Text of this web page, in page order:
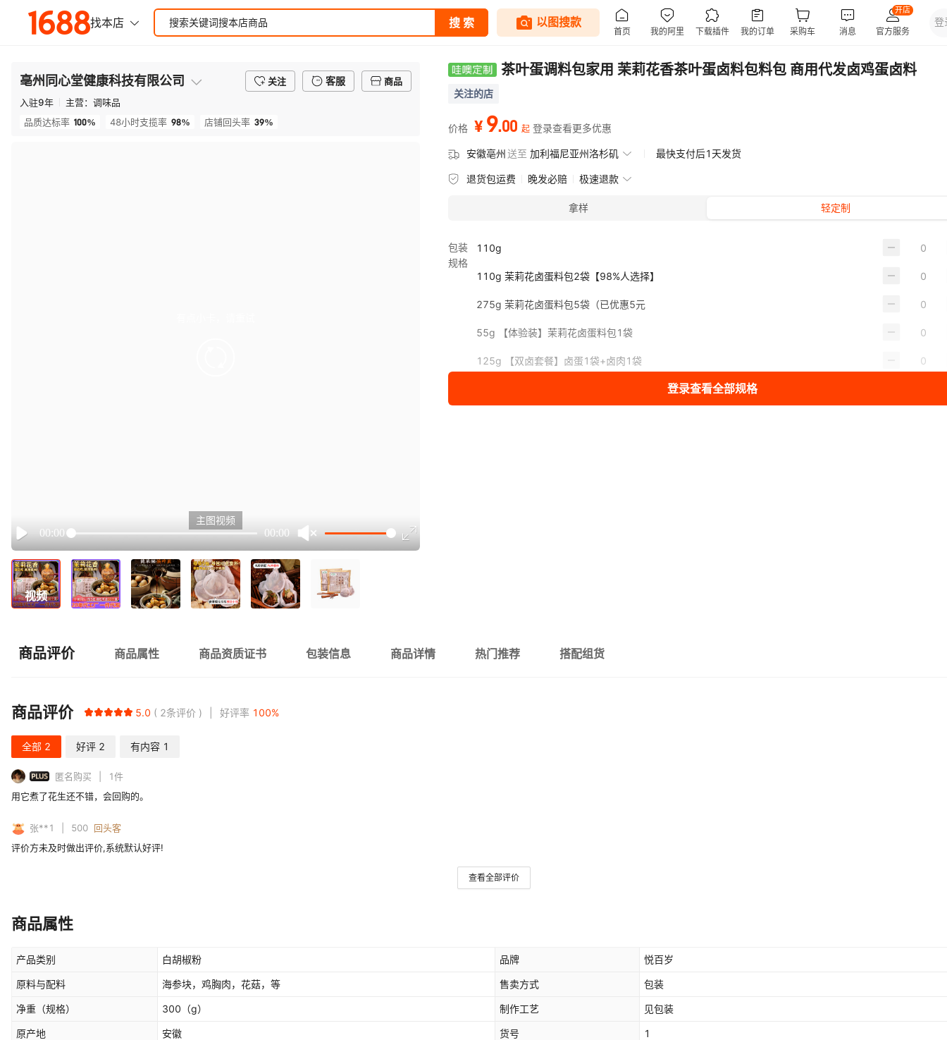
亳州同心堂健康科技有限公司 关注 客服
商品
入驻9年 主营： 调味品
品质达标率 100% 48小时支揽率 98% 店铺回头率 39%
Play
00:00 00:00
主图视频
视频
茶叶蛋调料包家用 茉莉花香茶叶蛋卤料包料包 商用代发卤鸡蛋卤料
关注的店
价格 ¥ 9.00 起 登录查看更多优惠
安徽亳州送至 加利福尼亚州洛杉矶 最快支付后1天发货
退货包运费 晚发必赔 极速退款
拿样 轻定制
包装
规格
110g
110g 茉莉花卤蛋料包2袋【98%人选择】
275g 茉莉花卤蛋料包5袋（已优惠5元
55g 【体验装】茉莉花卤蛋料包1袋
125g 【双卤套餐】卤蛋1袋+卤肉1袋
登录查看全部规格
商品评价 商品属性 商品资质证书 包装信息 商品详情 热门推荐 搭配组货
商品评价 5.0 2条评价 好评率 100%
全部 2 好评 2 有内容 1
PLUS 匿名购买 1件
用它煮了花生还不错，会回购的。
张**1 500 回头客
评价方未及时做出评价,系统默认好评!
查看全部评价
商品属性
产品类别 白胡椒粉 品牌 悦百岁
原料与配料 海参块，鸡胸肉，花菇，等 售卖方式 包装
净重（规格） 300 （g） 制作工艺 见包装
原产地 安徽 货号 1